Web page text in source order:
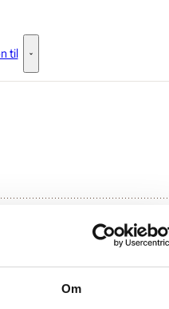
Om
Flere links
til Information til - Flere links